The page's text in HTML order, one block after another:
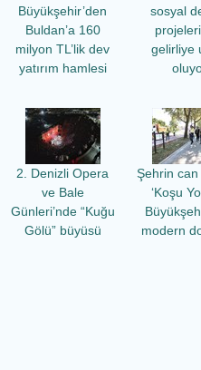
Büyükşehir’den
Buldan’a 160
milyon TL’lik dev
yatırım hamlesi
sosyal
gelirliye
2. Denizli Opera
ve Bale
Günleri’nde “Kuğu
Gölü” büyüsü
Şehrin can
‘Koşu
modern